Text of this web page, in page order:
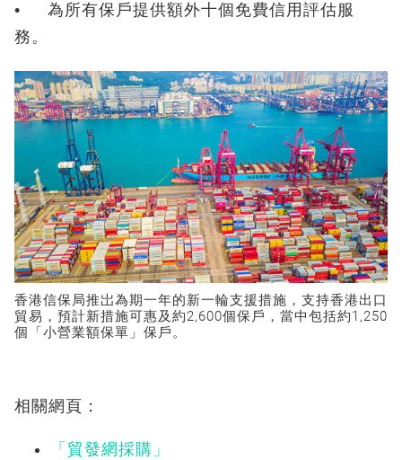
• 為所有保戶提供額外十個免費信用評估服
務。
香港信保局推岀為期一年的新一輪支援措施，支持香港出口
貿易，預計新措施可惠及約2,600個保戶，當中包括約1,250
個「小營業額保單」保戶。
相關網頁：
「貿發網採購」